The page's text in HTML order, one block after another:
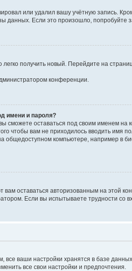
или удалил вашу учётную запись.
Если это произошло, попробуйте
получить новый. Перейдите на
конференции.
имени и пароля?
вы сможете оставаться под своим именем на
чтобы вам не приходилось вводить имя
компьютере, например в
оставаться авторизованным на этой
Если вы испытываете трудности
все ваши настройки хранятся в базе
все свои настройки и предпочтения.